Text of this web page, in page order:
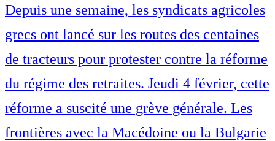
Depuis une semaine, les syndicats agricoles
grecs ont lancé sur les routes des centaines
de tracteurs pour protester contre la réforme
du régime des retraites. Jeudi 4 février, cette
réforme a suscité une grève générale. Les
frontières avec la Macédoine ou la Bulgarie